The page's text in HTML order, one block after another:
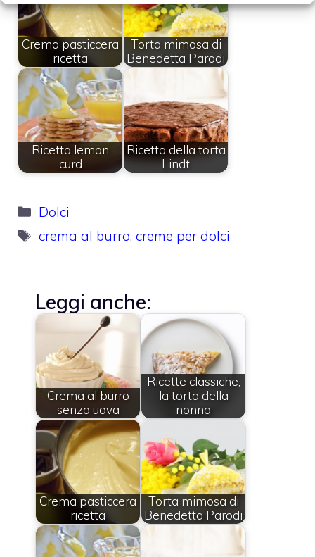
Crema pasticcera
ricetta
Torta mimosa di
Benedetta Parodi
Ricetta lemon
curd
Ricetta della torta
Lindt
Categorie
Dolci
Tag
crema al burro,creme per dolci
Leggi anche:
Crema al burro
senza uova
Ricette classiche,
la torta della
nonna
Crema pasticcera
ricetta
Torta mimosa di
Benedetta Parodi